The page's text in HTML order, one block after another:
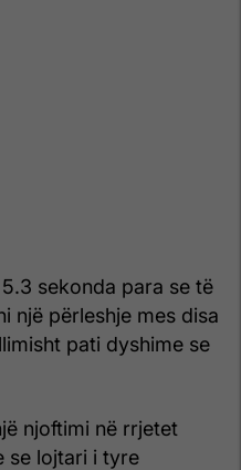
sekonda para se të
një përleshje mes disa
pati dyshime se
njoftimi në rrjetet
se lojtari i tyre